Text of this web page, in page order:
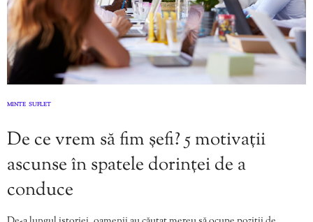
MINTE SUFLET
De ce vrem să fim șefi? 5 motivații
ascunse în spatele dorinței de a
conduce